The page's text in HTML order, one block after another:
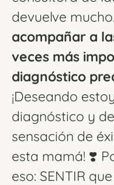
devuelve mucho.
acompañar a
veces más
diagnóstico
¡Deseando
diagnóstico y
sensación de
esta mamá! ❣️
eso: SENTIR